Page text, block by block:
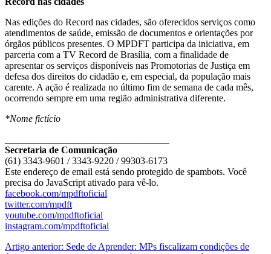
Nas edições do Record nas cidades, são oferecidos serviços como
atendimentos de saúde, emissão de documentos e orientações por
órgãos públicos presentes. O MPDFT participa da iniciativa, em
parceria com a TV Record de Brasília, com a finalidade de
apresentar os serviços disponíveis nas Promotorias de Justiça em
defesa dos direitos do cidadão e, em especial, da população mais
carente. A ação é realizada no último fim de semana de cada mês,
ocorrendo sempre em uma região administrativa diferente.
*Nome fictício
Secretaria de Comunicação
(61) 3343-9601 / 3343-9220 / 99303-6173
Este endereço de email está sendo protegido de spambots. Você
precisa do JavaScript ativado para vê-lo.
facebook.com/mpdftoficial
twitter.com/mpdft
youtube.com/mpdftoficial
instagram.com/mpdftoficial
Artigo anterior: Sede de Aprender: MPs fiscalizam condições de